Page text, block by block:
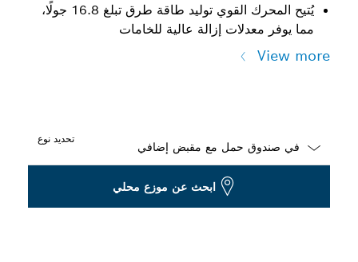
يُتيح المحرك القوي توليد طاقة طرق تبلغ 16.8 جولًا،
مما يوفر معدلات إزالة عالية للخامات
View more
تحديد نوع
ابحث عن موزع محلي